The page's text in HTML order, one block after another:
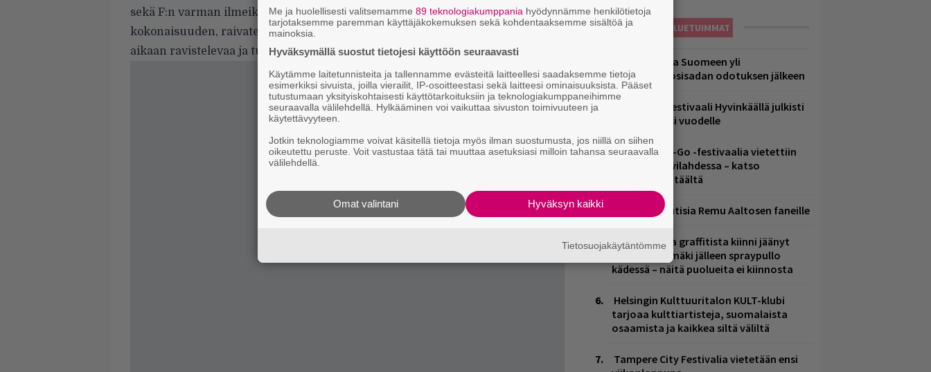
sekä F:n varman ilmeikäs tapa käyttää ääntään toistuvat biisi biisiltä läpi
kokonaisuuden, raivaten kuulijalle polkua, jonka kulkeminen on samaan
aikaan ravistelevaa ja turvallista.
LUETUIMMAT
Weezer palaa Suomeen yli
neljännesvuosisadan odotuksen jälkeen
Äärimetallifestivaali Hyvinkäällä julkisti
esiintyjiä ensi vuodelle
Jytäkesä Go-Go -festivaalia vietettiin
Helsingin Suvilahdessa – katso
kuvagalleria täältä
Mainioita uutisia Remu Aaltosen faneille
Laittomasta graffitista kiinni jäänyt
Paavo Arhinmäki jälleen spraypullo
kädessä – näitä puolueita ei kiinnosta
Helsingin Kulttuuritalon KULT-klubi
tarjoaa kulttiartisteja, suomalaista
osaamista ja kaikkea siltä väliltä
Tampere City Festivalia vietetään ensi
Me ja huolellisesti valitsemamme 89 teknologiakumppania hyödynnämme henkilötietoja
tarjotaksemme paremman käyttäjäkokemuksen sekä kohdentaaksemme sisältöä ja
mainoksia.
Hyväksymällä suostut tietojesi käyttöön seuraavasti
Käytämme laitetunnisteita ja tallennamme evästeitä laitteellesi saadaksemme tietoja
esimerkiksi sivuista, joilla vierailit, IP-osoitteestasi sekä laitteesi ominaisuuksista. Pääset
tutustumaan yksityiskohtaisesti käyttötarkoituksiin ja teknologiakumppaneihimme
seuraavalla välilehdellä. Hylkääminen voi vaikuttaa sivuston toimivuuteen ja
käytettävyyteen.
Jotkin teknologiamme voivat käsitellä tietoja myös ilman suostumusta, jos niillä on siihen
oikeutettu peruste. Voit vastustaa tätä tai muuttaa asetuksiasi milloin tahansa seuraavalla
välilehdellä.
Hyväksyn kaikki
Omat valintani
Tietosuojakäytäntömme